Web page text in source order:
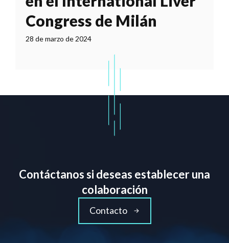
Congress de Milán
28 de marzo de 2024
Contáctanos si deseas establecer una
colaboración
Contacto